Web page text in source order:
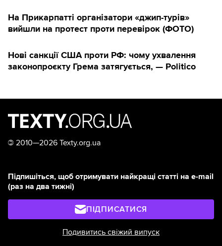
На Прикарпатті організатори «джип-турів»
вийшли на протест проти перевірок (ФОТО)
Нові санкції США проти РФ: чому ухвалення
законопроєкту Грема затягується, — Politico
© 2010—2026 Texty.org.ua
Підпишіться, щоб отримувати найкращі статті на e-mail
(раз на два тижні)
ПІДПИСАТИСЯ
Подивитись свіжий випуск